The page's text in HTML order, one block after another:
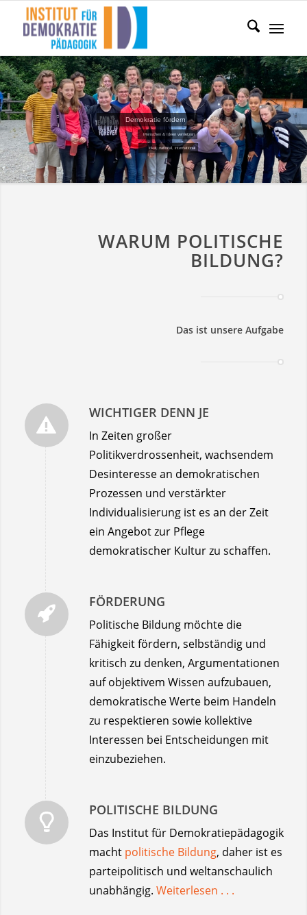
Demokratie fördern
Menschen & Ideen vernetzen
lokal, national, international
WARUM POLITISCHE
BILDUNG?
Das ist unsere Aufgabe
WICHTIGER DENN JE
In Zeiten großer
Politikverdrossenheit, wachsendem
Desinteresse an demokratischen
Prozessen und verstärkter
Individualisierung ist es an der Zeit
ein Angebot zur Pflege
demokratischer Kultur zu schaffen.
FÖRDERUNG
Politische Bildung möchte die
Fähigkeit fördern, selbständig und
kritisch zu denken, Argumentationen
auf objektivem Wissen aufzubauen,
demokratische Werte beim Handeln
zu respektieren sowie kollektive
Interessen bei Entscheidungen mit
einzubeziehen.
POLITISCHE BILDUNG
Das Institut für Demokratiepädagogik
macht politische Bildung, daher ist es
parteipolitisch und weltanschaulich
unabhängig. Weiterlesen . . .